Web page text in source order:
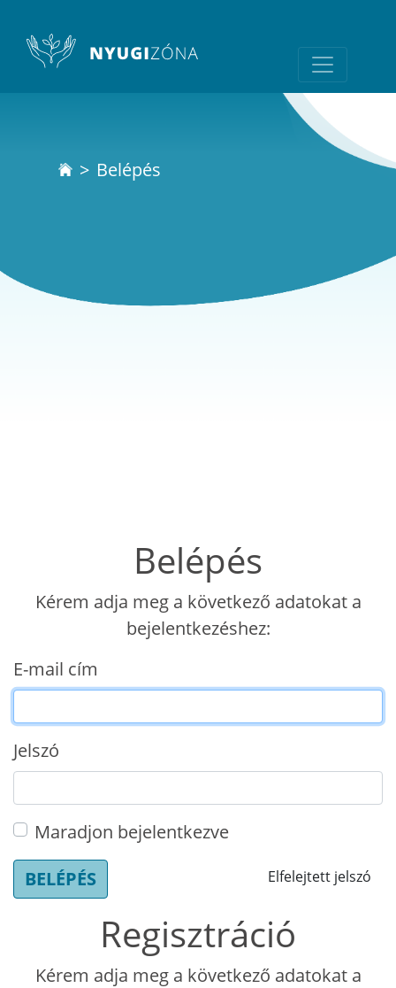
Belépés
Belépés
Kérem adja meg a következő adatokat a
bejelentkezéshez:
E-mail cím
Jelszó
Maradjon bejelentkezve
BELÉPÉS
Elfelejtett jelszó
Regisztráció
Kérem adja meg a következő adatokat a